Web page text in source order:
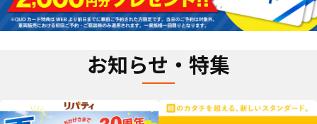
お知らせ・特集